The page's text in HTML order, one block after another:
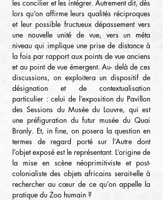
les concilier et les intégrer. Autrement dit, dès
lors qu’on affirme leurs qualités réciproques
et leur possible fructueux dépassement vers
une nouvelle unité de vue, vers un méta
niveau qui implique une prise de distance à
la fois par rapport aux points de vue anciens
et au point de vue émergent. Au- delà de ces
discussions, on exploitera un dispositif de
désignation et de contextualisation
particulier : celui de l’exposition du Pavillon
des Sessions du Musée du Louvre, qui est
une préfiguration du futur musée du Quai
Branly. Et, in fine, on posera la question en
termes de regard porté sur l’Autre dont
l’objet exposé est le représentant. L’origine de
la mise en scène néoprimitiviste et post-
colonialiste des objets africains serait-elle à
rechercher au cœur de ce qu’on appelle la
pratique du Zoo humain ?